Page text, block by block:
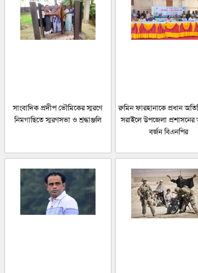
সাংবাদিক প্রদীপ ভৌমিকের স্মরণে
নিমগাছিতে স্মরণসভা ও শ্রদ্ধাঞ্জলি
রুমিন ফারহানাকে প্রধান
সরাইলে উপজেলা প্রশাসনের
বর্জন বিএনপির